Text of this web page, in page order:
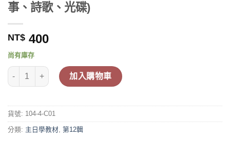
事、詩歌、光碟)
NT$ 400
尚有庫存
【喜樂團主日學教材】- 第12輯主光碟(故事、詩歌、光碟) 數量
加入購物車
貨號: 104-4-C01
分類: 主日學教材 第12輯